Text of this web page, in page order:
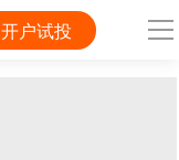
开户试投
导